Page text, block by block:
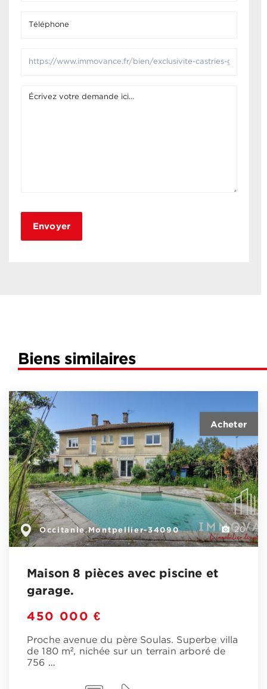
Biens similaires
20
Occitanie,Montpellier-34090
Maison 8 pièces avec piscine et
garage.
450 000 €
Proche avenue du père Soulas. Superbe villa
de 180 m², nichée sur un terrain arboré de
756 …